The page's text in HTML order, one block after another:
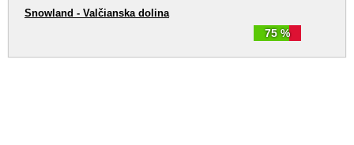
75 %
Snowland - Valčianska dolina